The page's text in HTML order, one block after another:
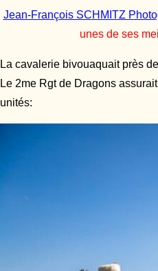
Jean-François SCHMITZ
unes de ses
La cavalerie bivouaquait près
Le 2me Rgt de Dragons
unités: